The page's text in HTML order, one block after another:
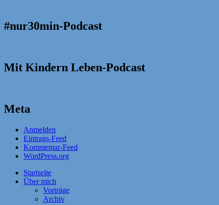
#nur30min-Podcast
Mit Kindern Leben-Podcast
Meta
Anmelden
Eintrags-Feed
Kommentar-Feed
WordPress.org
Startseite
Über mich
Vorträge
Archiv